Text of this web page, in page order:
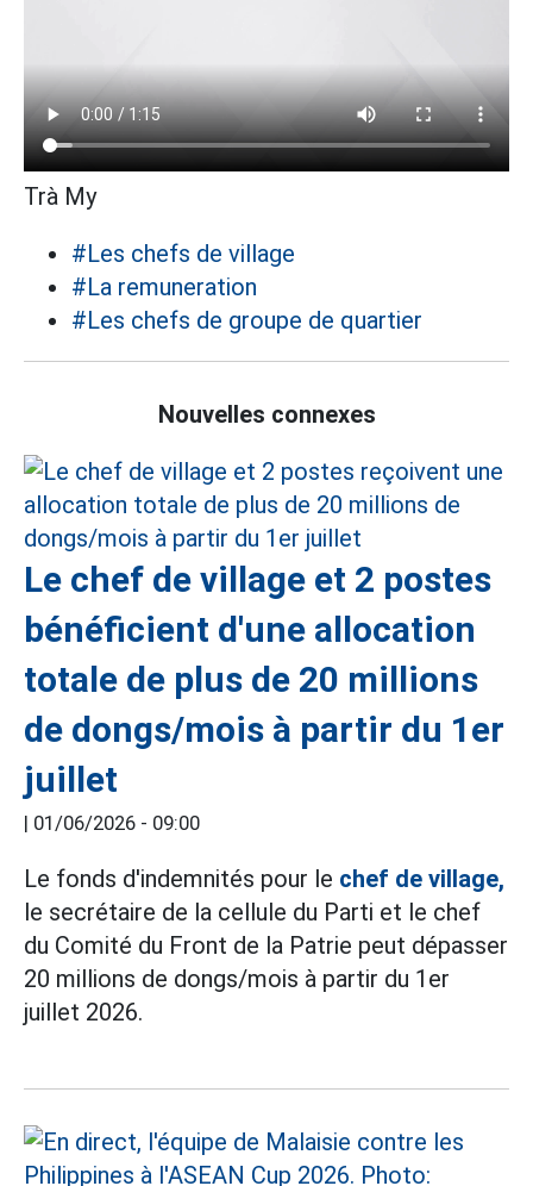
Trà My
#Les chefs de village
#La remuneration
#Les chefs de groupe de quartier
Nouvelles connexes
Le chef de village et 2 postes
bénéficient d'une allocation
totale de plus de 20 millions
de dongs/mois à partir du 1er
juillet
| 01/06/2026 - 09:00
Le fonds d'indemnités pour le chef de village,
le secrétaire de la cellule du Parti et le chef
du Comité du Front de la Patrie peut dépasser
20 millions de dongs/mois à partir du 1er
juillet 2026.